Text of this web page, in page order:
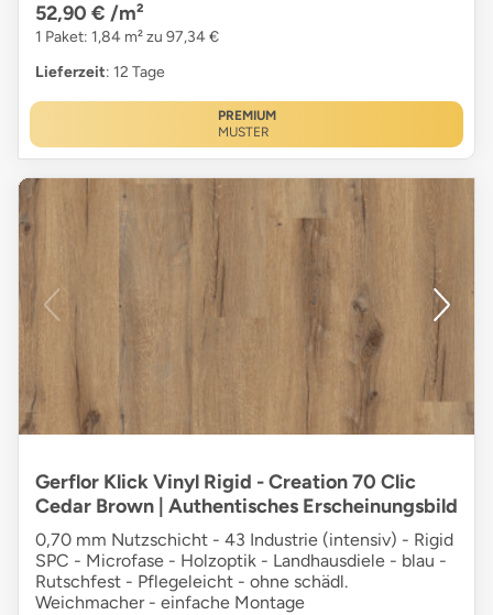
52,90 € /m²
1 Paket: 1,84 m² zu 97,34 €
Lieferzeit: 12 Tage
PREMIUM
MUSTER
Gerflor Klick Vinyl Rigid - Creation 70 Clic
Cedar Brown | Authentisches Erscheinungsbild
0,70 mm Nutzschicht - 43 Industrie (intensiv) - Rigid
SPC - Microfase - Holzoptik - Landhausdiele - blau -
Rutschfest - Pflegeleicht - ohne schädl.
Weichmacher - einfache Montage